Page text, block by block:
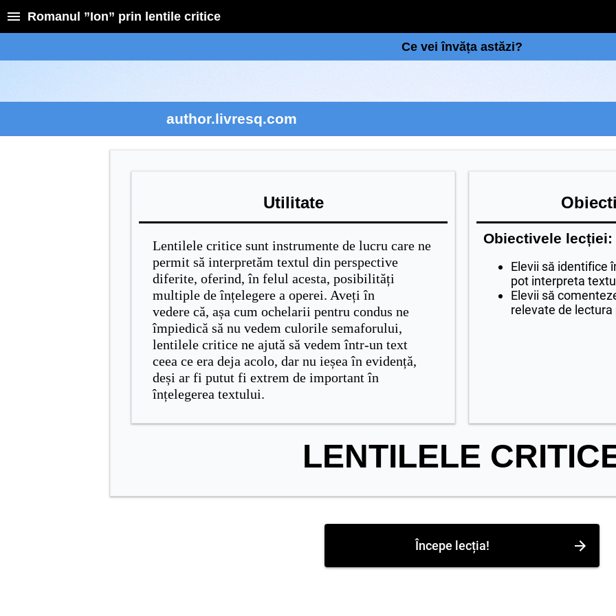
Romanul ”Ion” prin lentile critice
Ce vei învăța astăzi?
author.livresq.com
Utilitate
Lentilele critice sunt instrumente de lucru care ne
permit să interpretăm textul din perspective
diferite, oferind, în felul acesta, posibilități
multiple de înțelegere a operei. Aveți în
vedere că, așa cum ochelarii pentru condus ne
împiedică să nu vedem culorile semaforului,
lentilele critice ne ajută să vedem într-un text
ceea ce era deja acolo, dar nu ieșea în evidență,
deși ar fi putut fi extrem de important în
înțelegerea textului.
Obiectivele lecției:
Elevii să identifice
pot interpreta
Elevii să
relevate de
LENTILELE
Începe lecția!